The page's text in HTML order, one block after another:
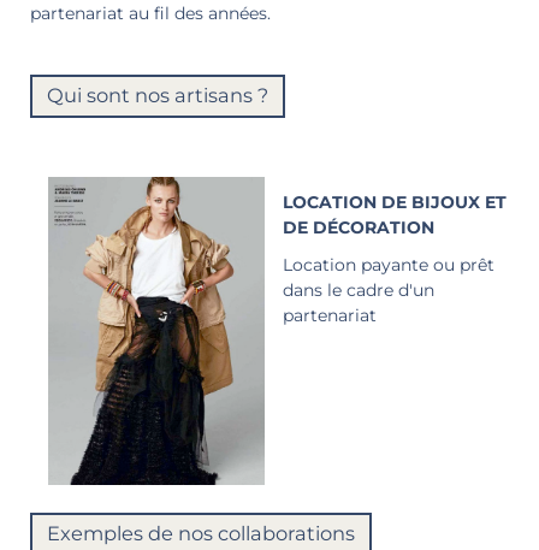
partenariat au fil des années.
Qui sont nos artisans ?
LOCATION DE BIJOUX ET
DE DÉCORATION
Location payante ou prêt
dans le cadre d'un
partenariat
Exemples de nos collaborations